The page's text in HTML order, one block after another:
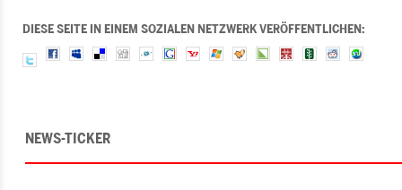
DIESE SEITE IN EINEM SOZIALEN NETZWERK VERÖFFENTLICHEN:
NEWS-TICKER